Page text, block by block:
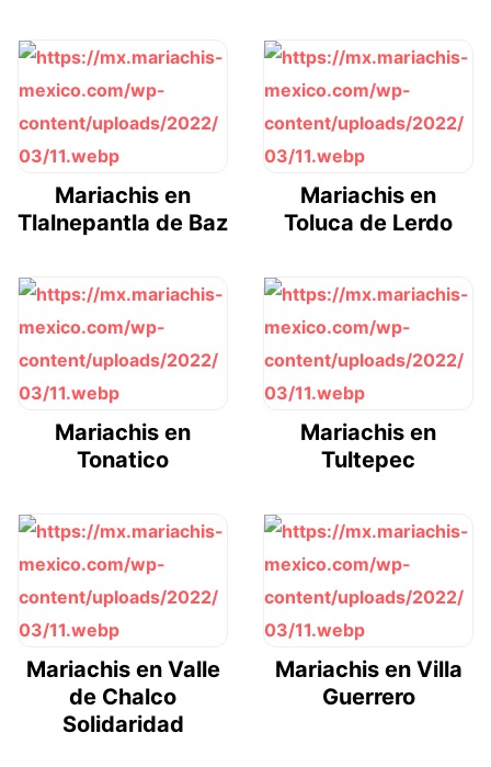
Mariachis en
Tlalnepantla de Baz
Mariachis en
Toluca de Lerdo
Mariachis en
Tonatico
Mariachis en
Tultepec
Mariachis en Valle
de Chalco
Solidaridad
Mariachis en Villa
Guerrero